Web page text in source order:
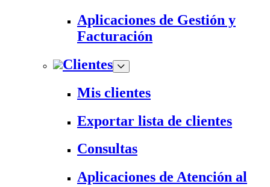
Aplicaciones de Gestión y
Facturación
Clientes
Mis clientes
Exportar lista de clientes
Consultas
Aplicaciones de Atención al